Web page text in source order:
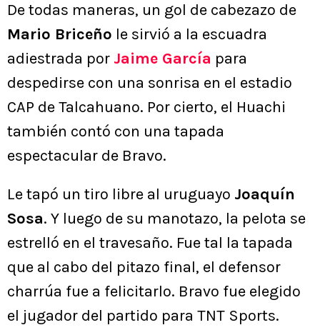
De todas maneras, un gol de cabezazo de
Mario Briceño le sirvió a la escuadra
adiestrada por Jaime García para
despedirse con una sonrisa en el estadio
CAP de Talcahuano. Por cierto, el Huachi
también contó con una tapada
espectacular de Bravo.
Le tapó un tiro libre al uruguayo Joaquín
Sosa. Y luego de su manotazo, la pelota se
estrelló en el travesaño. Fue tal la tapada
que al cabo del pitazo final, el defensor
charrúa fue a felicitarlo. Bravo fue elegido
el jugador del partido para TNT Sports.